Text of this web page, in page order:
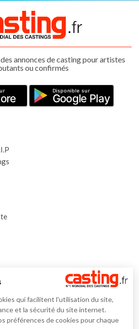
annonces de casting pour artistes
ou confirmés
Disponible sur
Google Play
qui facilitent l'utilisation du site,
et la sécurité du site internet.
préférences de cookies pour chaque